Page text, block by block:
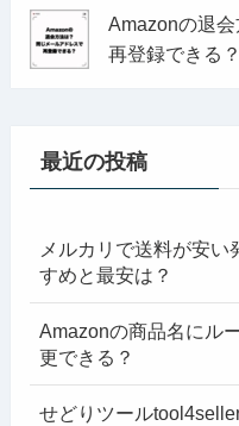
Amazonの退
再登録できる？
最近の投稿
メルカリで送料が安
すめと最安は？
Amazonの商品名にル
更できる？
せどりツール